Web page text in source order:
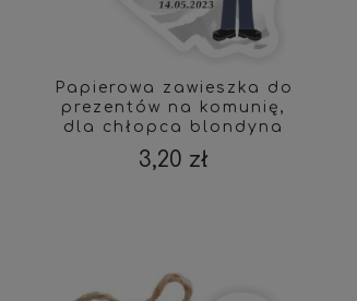
Papierowa zawieszka do
prezentów na komunię,
dla chłopca blondyna
3,20 zł